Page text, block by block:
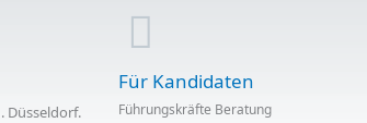
Düsseldorf.
Für Kandidaten
Führungskräfte Beratung